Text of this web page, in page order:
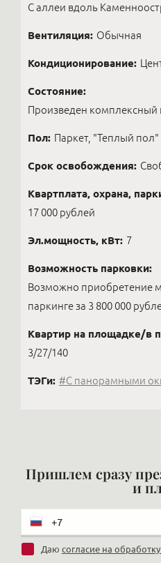
С аллеи вдоль
Вентиляция: Обычная
Кондиционирование:
Состояние:
Произведен комплексный
Пол: Паркет, "Теплый пол"
Срок освобождения:
Квартплата, охрана,
17 000 рублей
Эл.мощность, кВт: 7
Возможность парковки:
Возможно приобретение
паркинге за 3 800 000
Квартир на площадке/в
3/27/140
ТЭГи: #С панорамными
Пришлем сразу
и
Даю согласие на